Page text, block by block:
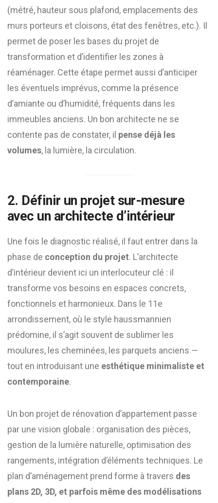
(métré, hauteur sous plafond, emplacements des
murs porteurs et cloisons, état des fenêtres, etc.). Il
permet de poser les bases du projet de
transformation et d’identifier les zones à
réaménager. Cette étape permet aussi d’anticiper
les éventuels imprévus, comme la présence
d’amiante ou d’humidité, fréquents dans les
immeubles anciens. Un bon architecte ne se
contente pas de constater, il pense déjà les
volumes, la lumière, la circulation.
2. Définir un projet sur-mesure
avec un architecte d’intérieur
Une fois le diagnostic réalisé, il faut entrer dans la
phase de conception du projet. L’architecte
d’intérieur devient ici un interlocuteur clé : il
transforme vos besoins en espaces concrets,
fonctionnels et harmonieux. Dans le 11e
arrondissement, où le style haussmannien
prédomine, il s’agit souvent de sublimer les
moulures, les cheminées, les parquets anciens —
tout en introduisant une esthétique minimaliste et
contemporaine.
Un bon projet de rénovation d’appartement passe
par une vision globale : organisation des pièces,
gestion de la lumière naturelle, optimisation des
rangements, intégration d’éléments techniques. Le
plan d’aménagement prend forme à travers des
plans 2D, 3D, et parfois même des modélisations